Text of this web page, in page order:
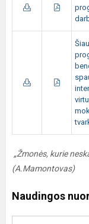
„Žmonės, kurie
(A.Mamontovas)
Naudingos